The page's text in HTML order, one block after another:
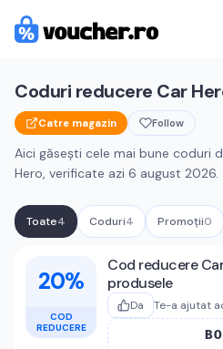
Coduri reducere Car
Catre magazin Follow
Aici găsești cele mai bune coduri
Hero, verificate azi 6 august 2026.
Toate4 Coduri4 Promoții0
Cupoane active
20%
COD
REDUCERE
Cod reducere
produsele
Da Te-a ajutat